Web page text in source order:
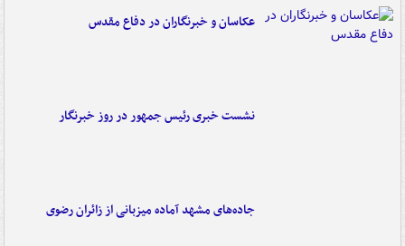
عکاسان و خبرنگاران در دفاع مقدس
نشست خبری رئیس جمهور در روز خبرنگار
جاده‌های مشهد آماده میزبانی از زائران رضوی